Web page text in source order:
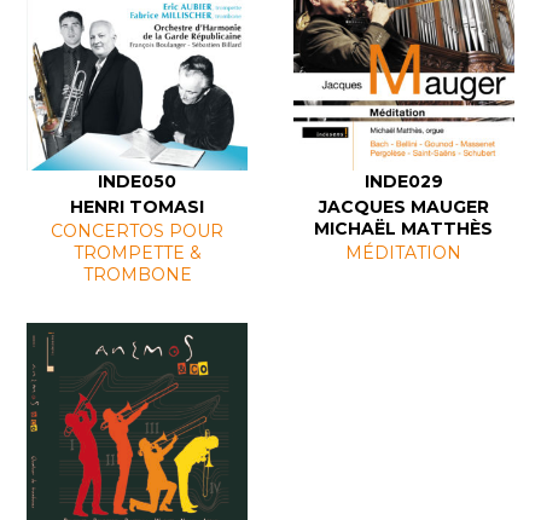
INDE050
HENRI TOMASI
CONCERTOS POUR
TROMPETTE &
TROMBONE
INDE029
JACQUES MAUGER
MICHAËL MATTHÈS
MÉDITATION